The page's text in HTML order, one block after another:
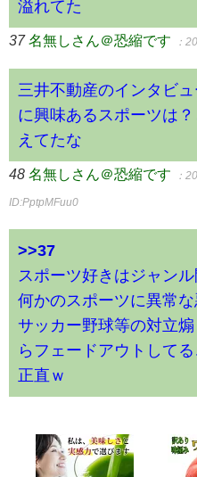
溢れてた
37 名無しさん＠恐縮です ：
三井不動産のインタビ
に興味あるスポーツは
えてたな
48 名無しさん＠恐縮です ：
ID:PptpMFuu0
>>37
スポーツ好きはジャン
何かのスポーツに異常
サッカー野球等の対立
らフェードアウトして
正直ｗ